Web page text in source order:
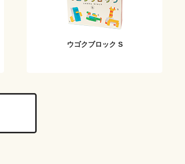
ウゴクブロック S